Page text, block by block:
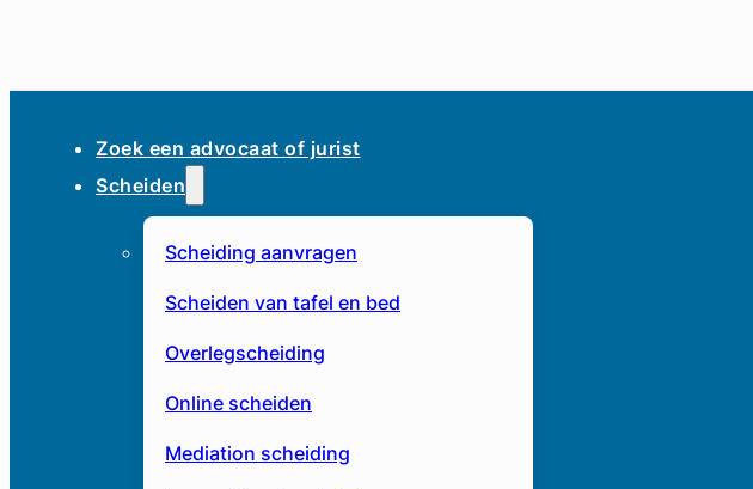
Zoek een advocaat of jurist
Scheiden
Scheiding aanvragen
Scheiden van tafel en bed
Overlegscheiding
Online scheiden
Mediation scheiding